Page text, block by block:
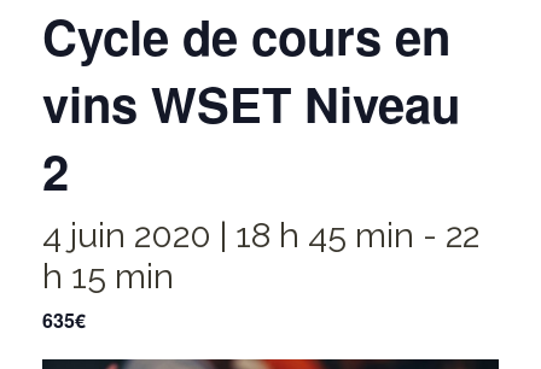
Cycle de cours en
vins WSET Niveau
2
4 juin 2020 | 18 h 45 min - 22
h 15 min
635€